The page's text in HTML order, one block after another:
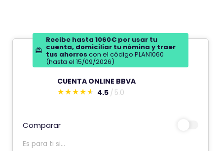
Recibe hasta 1060€ por usar tu
cuenta, domiciliar tu nómina y traer
tus ahorros con el código PLAN1060
(hasta el 15/09/2026)
CUENTA ONLINE BBVA
E
t
e
4.5 5.0
Comparar
Es para ti si...